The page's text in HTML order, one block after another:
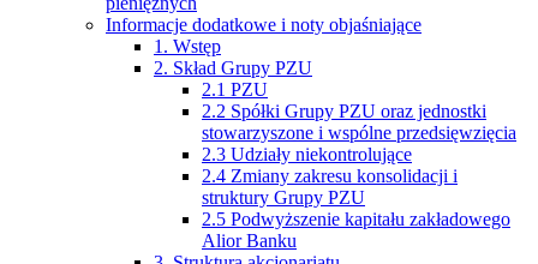
Informacje dodatkowe i noty objaśniające
1. Wstęp
2. Skład Grupy PZU
2.1 PZU
2.2 Spółki Grupy PZU oraz jednostki
stowarzyszone i wspólne przedsięwzięcia
2.3 Udziały niekontrolujące
2.4 Zmiany zakresu konsolidacji i
struktury Grupy PZU
2.5 Podwyższenie kapitału zakładowego
Alior Banku